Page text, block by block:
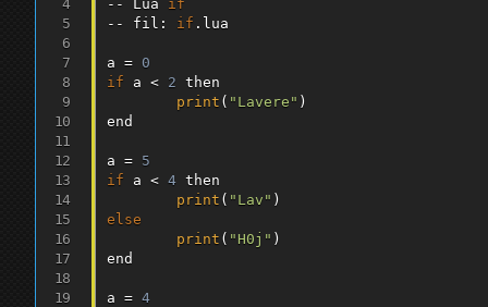
-- Lua if
--
fil : if . lua
a =
0
if a < 2 then
print ( "Lavere" )
end
a =
5
if a < 4 then
print ( "Lav" )
else
print ( "H0j" )
end
a = 4